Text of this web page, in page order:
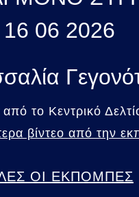
16 06 2026
το Κεντρικό
βίντεο από την
ΟΙ ΕΚΠΟΜΠΕΣ